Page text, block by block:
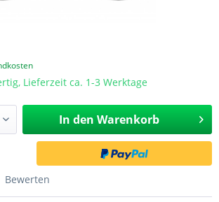
Lieferzeit ca. 1-3 Werktage
In den Warenkorb
Bewerten